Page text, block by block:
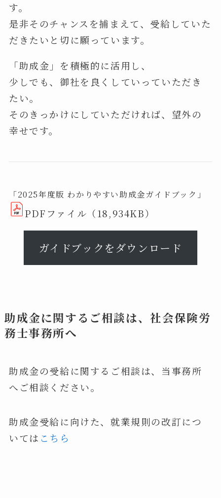
す。
是非そのチャンスを捕まえて、受給していた
だきたいと切に願っています。
「助成金」を積極的に活用し、
少しでも、御社を良くしていっていただき
たい。
そのきっかけにしていただければ、望外の
幸せです。
「2025年度版 わかりやすい助成金ガイドブック」
PDFファイル（18,934KB）
ガイドブックをダウンロード
助成金に関するご相談は、社会保険労
務士事務所へ
助成金の受給に関するご相談は、当事務所
へご相談ください。
助成金受給に向けた、就業規則の改訂につ
いては こちら